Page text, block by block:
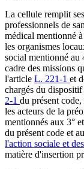
La cellule remplit
professionnels de
médical mentionné
les organismes
social mentionné au
cadre des missions
l'article L. 221-1 et
chargés du
2-1 du présent
les acteurs de la
mentionnés aux 3°
du présent code et au
l'action sociale et
matière d'insertion